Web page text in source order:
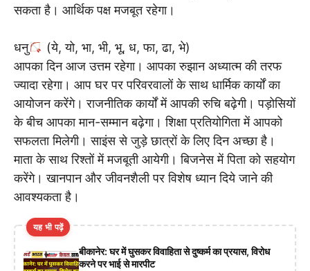
सकता है। आर्थिक पक्ष मजबूत रहेगा।
धनु
(ये, यो, भा, भी, भू, ध, फा, ढा, भे)
आपका दिन आज उत्तम रहेगा। आपका रुझान अध्यात्म की तरफ
ज्यादा रहेगा। आप घर पर परिवरवालों के साथ धार्मिक कार्यों का
आयोजन करेंगे। राजनीतिक कार्यों में आपकी रुचि बढ़ेगी। पड़ोसियों
के बीच आपका मान-सम्मान बढ़ेगा। शिक्षा प्रतियोगिता में आपको
सफलता मिलेगी। साइंस से जुड़े छात्रों के लिए दिन अच्छा है।
माता के साथ रिश्तों में मजबूती आयेगी। बिजनेस में पिता को सहयोग
करेंगे। खानपान और जीवनशैली पर विशेष ध्यान दिये जाने की
आवश्यकता है।
यह भी पढ़ें
बीकानेर: घर में घुसकर विवाहिता से दुष्कर्म का प्रयास, विरोध
करने पर भाई से मारपीट